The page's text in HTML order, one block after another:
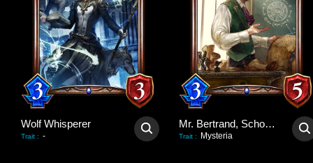
Wolf Whisperer
Trait : -
Mr. Bertrand, School Magus
Trait : Mysteria